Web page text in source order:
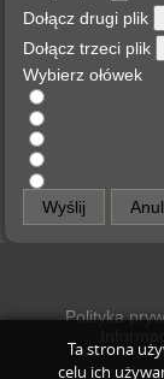
Dołącz drugi plik
Dołącz trzeci plik
Wybierz ołówek
Wyślij
Polityka
Ta strona
celu ich